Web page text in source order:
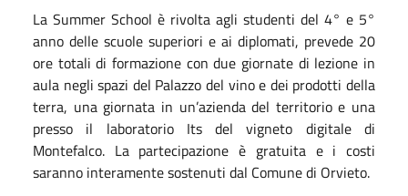
La Summer School è rivolta agli studenti del 4° e 5°
anno delle scuole superiori e ai diplomati, prevede 20
ore totali di formazione con due giornate di lezione in
aula negli spazi del Palazzo del vino e dei prodotti della
terra, una giornata in un’azienda del territorio e una
presso il laboratorio Its del vigneto digitale di
Montefalco. La partecipazione è gratuita e i costi
saranno interamente sostenuti dal Comune di Orvieto.